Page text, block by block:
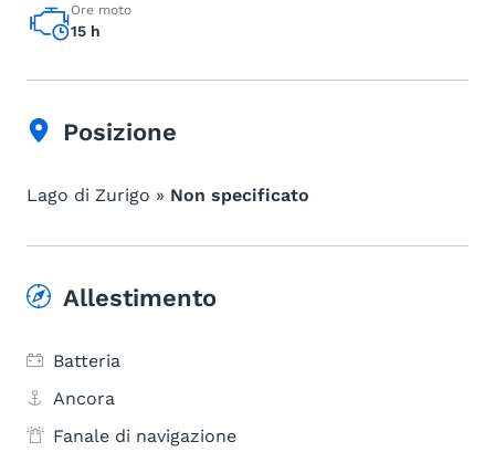
Ore moto
15 h
Posizione
Lago di Zurigo » Non specificato
Allestimento
Batteria
Ancora
Fanale di navigazione